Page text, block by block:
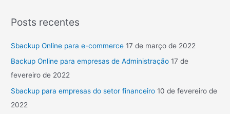
Posts recentes
Sbackup Online para e-commerce 17 de março de 2022
Backup Online para empresas de Administração 17 de
fevereiro de 2022
Sbackup para empresas do setor financeiro 10 de fevereiro de
2022